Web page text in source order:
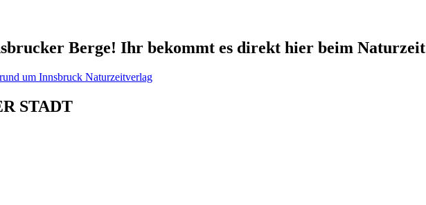
Berge! Ihr bekommt es direkt hier beim
STADT